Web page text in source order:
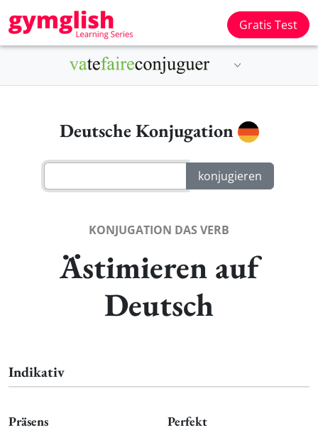
Gratis Test
Deutsche Konjugation
KONJUGATION DAS VERB
Ästimieren auf
Deutsch
Indikativ
Präsens Perfekt